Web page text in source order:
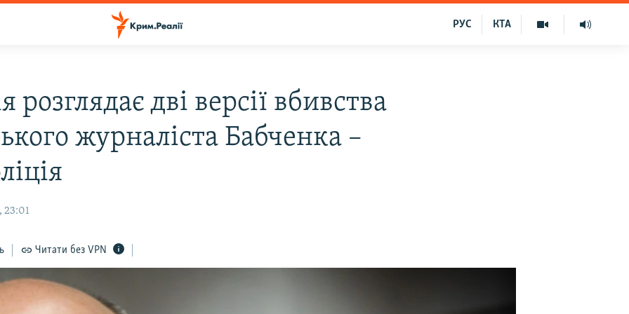
КТА
РУС
розглядає дві версії вбивства
журналіста Бабченка –
23:01
Читати без VPN